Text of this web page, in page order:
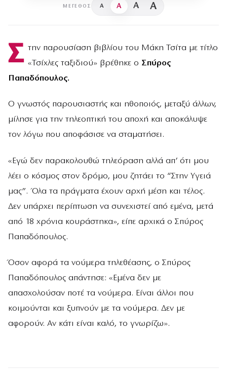
ΜΈΓΕΘΟΣ A A A A
Σ την παρουσίαση βιβλίου του Μάκη Τσίτα με τίτλο
«Τσίχλες ταξιδιού» βρέθηκε ο Σπύρος
Παπαδόπουλος.
Ο γνωστός παρουσιαστής και ηθοποιός, μεταξύ άλλων,
μίλησε για την τηλεοπτική του αποχή και αποκάλυψε
τον λόγω που αποφάσισε να σταματήσει.
«Εγώ δεν παρακολουθώ τηλεόραση αλλά απ’ ότι μου
λέει ο κόσμος στον δρόμο, μου ζητάει το “Στην Υγειά
μας”. Όλα τα πράγματα έχουν αρχή μέση και τέλος.
Δεν υπάρχει περίπτωση να συνεχιστεί από εμένα, μετά
από 18 χρόνια κουράστηκα», είπε αρχικά ο Σπύρος
Παπαδόπουλος.
Όσον αφορά τα νούμερα τηλεθέασης, ο Σπύρος
Παπαδόπουλος απάντησε: «Εμένα δεν με
απασχολούσαν ποτέ τα νούμερα. Είναι άλλοι που
κοιμούνται και ξυπνούν με τα νούμερα. Δεν με
αφορούν. Αν κάτι είναι καλό, το γνωρίζω».